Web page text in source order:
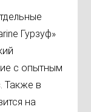
Гурзуф»
с опытным
Также в
на